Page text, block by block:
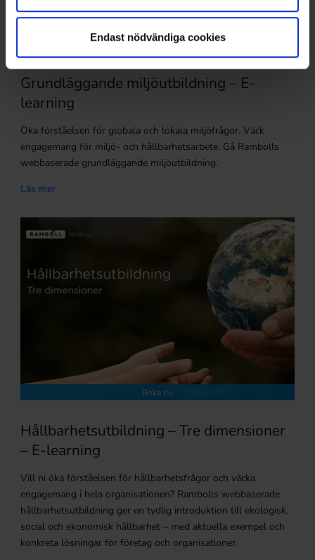
Endast nödvändiga cookies
Boka nu
Grundläggande miljöutbildning – E-
learning
Öka förståelsen för globala och lokala miljöfrågor. Väck
engagemang för miljö- och hållbarhetsarbete. Gå Rambolls
webbaserade grundläggande miljöutbildning.
Läs mer
Boka nu
Hållbarhetsutbildning – Tre dimensioner
– E-learning
Vill ni öka förståelsen för hållbarhetsfrågor och väcka
engagemang i hela organisationen? Rambolls webbaserade
hållbarhetsutbildning ger en tydlig introduktion till ekologisk,
social och ekonomisk hållbarhet – med aktuella exempel och
konkreta lösningar för företag och organisationer.